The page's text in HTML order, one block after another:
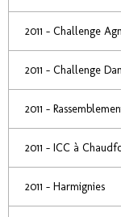
2011 - Challenge
2011 - Challenge
2011 -
2011 - ICC à
2011 - Harmignies